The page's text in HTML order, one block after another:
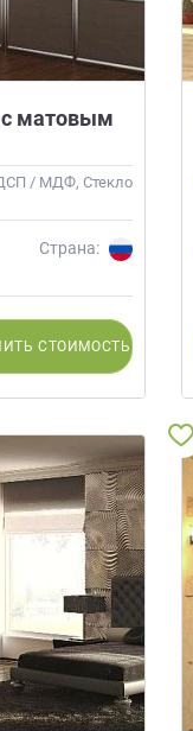
матовым
/ МДФ, Стекло
Страна:
СТОИМОСТЬ